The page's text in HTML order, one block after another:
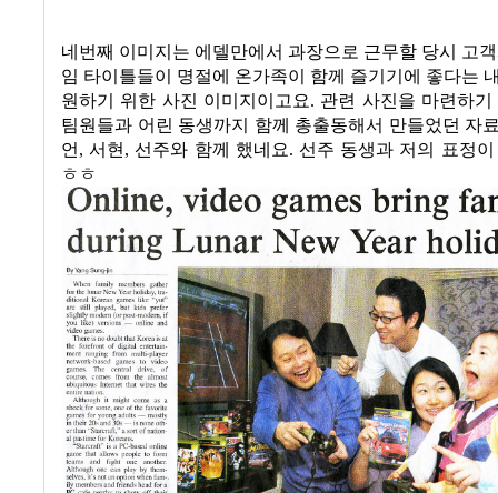
네번째 이미지는 에델만에서 과장으로 근무할 당시 고
임 타이틀들이 명절에 온가족이 함께 즐기기에 좋다는
원하기 위한 사진 이미지이고요. 관련 사진을 마련하
팀원들과 어린 동생까지 함께 총출동해서 만들었던 자
언,서현, 선주와 함께 했네요. 선주 동생과 저의 표정
ㅎㅎ